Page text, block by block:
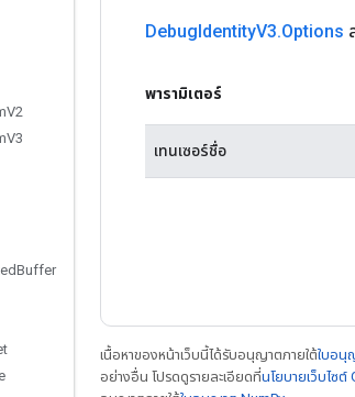
V2
V3
Buffer
DebugIdentityV3.Options
พารามิเตอร์
เทนเซอร์ชื่อ
เนื้อหาของหน้าเว็บนี้ได้รับอนุญาตภายใต้ใบอนุ
อย่างอื่น โปรดดูรายละเอียดที่นโยบายเว็บไซ